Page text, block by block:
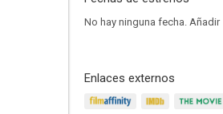
No hay ninguna fecha. Añadir
Enlaces externos